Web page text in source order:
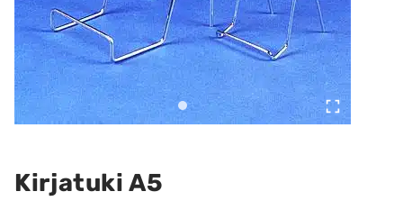
Kirjatuki A5